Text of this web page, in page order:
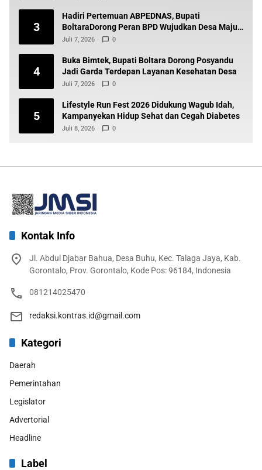
3
Hadiri Pertemuan ABPEDNAS, Bupati
BoltaraDorong Peran BPD Wujudkan Desa Maju
dan Transparan
Juli 7, 2026 0
4
Buka Bimtek, Bupati Boltara Dorong Posyandu
Jadi Garda Terdepan Layanan Kesehatan Desa
Juli 7, 2026 0
5
Lifestyle Run Fest 2026 Didukung Wagub Idah,
Kampanyekan Hidup Sehat dan Cegah Diabetes
Juli 8, 2026 0
Kontak Info
Jl. Abdul Djabar Bahua, Desa Buhu, Kec. Talaga Jaya, Kab.
Gorontalo, Prov. Gorontalo, Kode Pos: 96184, Indonesia
081214025470
redaksi.kontras.id@gmail.com
Kategori
Daerah
Pemerintahan
Legislator
Advertorial
Headline
Label